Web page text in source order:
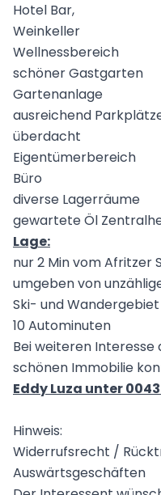
Hotel Bar,
Weinkeller
Wellnessbereich
schöner Gastgarten
Gartenanlage
ausreichend
überdacht
Eigentümerbereich
Büro
diverse Lagerräume
gewartete Öl
Lage:
nur 2 Min vom Afritzer
umgeben von
Ski- und
10 Autominuten
Bei weiteren
schönen Immobilie
Eddy Luza unter
Hinweis:
Widerrufsrecht /
Auswärtsgeschäften